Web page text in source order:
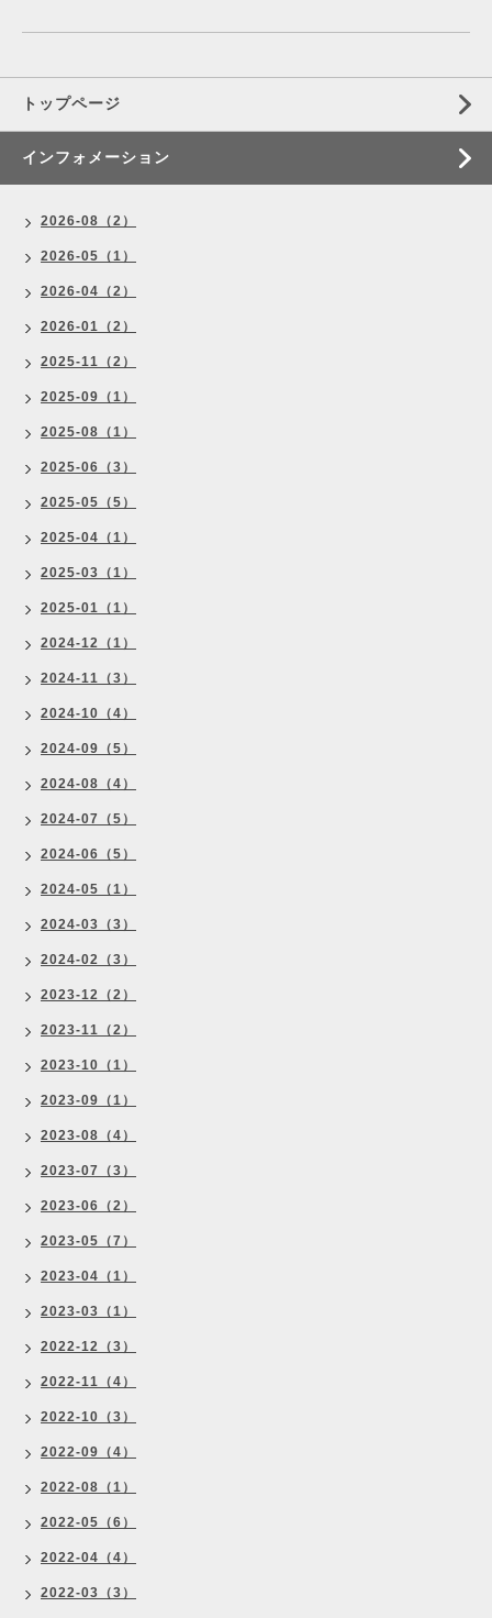
トップページ
インフォメーション
2026-08（2）
2026-05（1）
2026-04（2）
2026-01（2）
2025-11（2）
2025-09（1）
2025-08（1）
2025-06（3）
2025-05（5）
2025-04（1）
2025-03（1）
2025-01（1）
2024-12（1）
2024-11（3）
2024-10（4）
2024-09（5）
2024-08（4）
2024-07（5）
2024-06（5）
2024-05（1）
2024-03（3）
2024-02（3）
2023-12（2）
2023-11（2）
2023-10（1）
2023-09（1）
2023-08（4）
2023-07（3）
2023-06（2）
2023-05（7）
2023-04（1）
2023-03（1）
2022-12（3）
2022-11（4）
2022-10（3）
2022-09（4）
2022-08（1）
2022-05（6）
2022-04（4）
2022-03（3）